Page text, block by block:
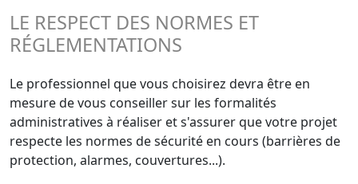
LE RESPECT DES NORMES ET
RÉGLEMENTATIONS
Le professionnel que vous choisirez devra être en
mesure de vous conseiller sur les formalités
administratives à réaliser et s'assurer que votre projet
respecte les normes de sécurité en cours (barrières de
protection, alarmes, couvertures...).